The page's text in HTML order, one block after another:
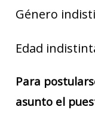
Género
Edad
Para
asunto el